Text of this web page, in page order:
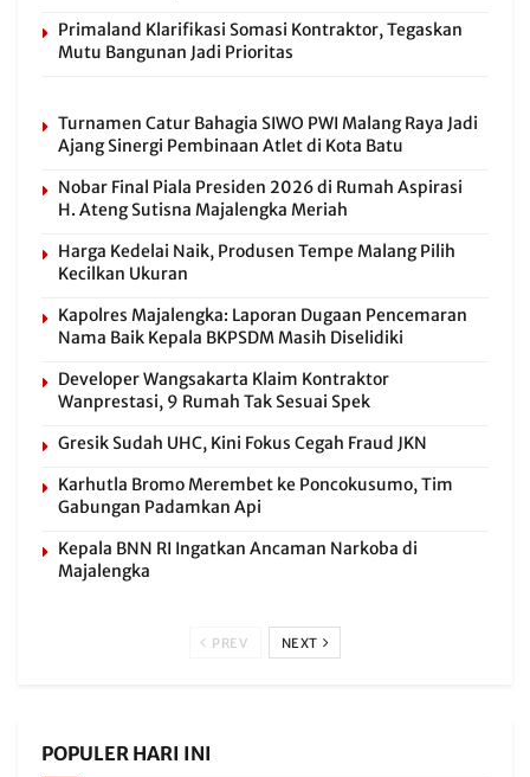
Primaland Klarifikasi Somasi Kontraktor, Tegaskan
Mutu Bangunan Jadi Prioritas
Turnamen Catur Bahagia SIWO PWI Malang Raya Jadi
Ajang Sinergi Pembinaan Atlet di Kota Batu
Nobar Final Piala Presiden 2026 di Rumah Aspirasi
H. Ateng Sutisna Majalengka Meriah
Harga Kedelai Naik, Produsen Tempe Malang Pilih
Kecilkan Ukuran
Kapolres Majalengka: Laporan Dugaan Pencemaran
Nama Baik Kepala BKPSDM Masih Diselidiki
Developer Wangsakarta Klaim Kontraktor
Wanprestasi, 9 Rumah Tak Sesuai Spek
Gresik Sudah UHC, Kini Fokus Cegah Fraud JKN
Karhutla Bromo Merembet ke Poncokusumo, Tim
Gabungan Padamkan Api
Kepala BNN RI Ingatkan Ancaman Narkoba di
Majalengka
PREV NEXT
POPULER HARI INI